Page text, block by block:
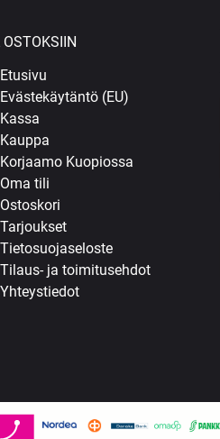
OSTOKSIIN
Etusivu
Evästekäytäntö (EU)
Kassa
Kauppa
Korjaamo Kuopiossa
Oma tili
Ostoskori
Tarjoukset
Tietosuojaseloste
Tilaus- ja toimitusehdot
Yhteystiedot